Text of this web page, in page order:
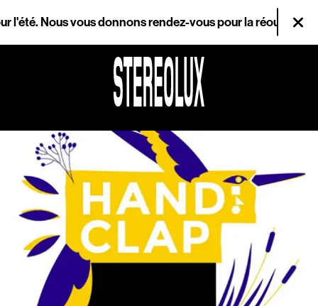
vous donnons rendez-vous pour la réouverture le
Agenda
Magazine
Stereolux
Arts & cultures
numériques
Infos pratiques